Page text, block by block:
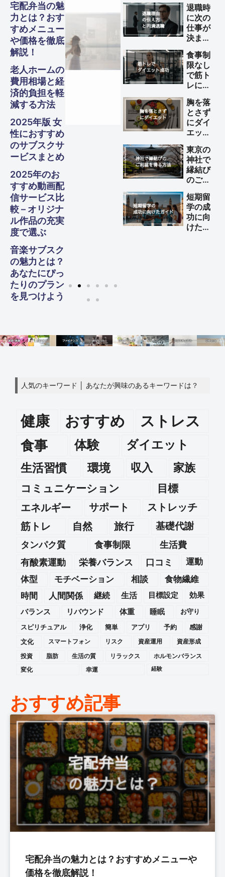
宅配弁当の魅
力とは？おす
すめメニュー
や価格を徹底
解説！
老人ホームの
費用相場と経
済的負担を軽
減する方法
2025年版 女
性におすすめ
のサブスクサ
ービスまとめ
2025年のお
すすめ動画配
信サービス比
較 – オリジナ
ル作品の充実
度で選ぶ
音楽サブスク
の魅力とは？
あなたにぴっ
たりのプラン
を見つけよう
ガジェ
ット
スピリ
チュア
ル
ビジネ
ス
ファイ
ナンス
グル
メ・フ
ード
旅行
美容・
健康
Other
S
ガジェ
ット
スピリ
チュア
ル
ビジネ
ス
ファイ
ナンス
グル
メ・フ
ード
旅行
美容・
健康
Other
S
ガジェ
ット
スピリ
チュア
ル
ビジネ
ス
ファイ
ナンス
グル
メ・フ
ード
旅行
美容・
健康
Other
S
退職時
に次の
仕事が
決まっ
い理由
の伝え
方と円
満退職
のため
のポイ
ント
食事制
限なし
で筋ト
レによ
エット
を成功
させる
方法
胸を落
とさず
にダイ
エット
法
東京の
神社で
縁結び
のご利
る方法
短期留
学の成
功に向
けた完
人気のキーワード │ あなたが興味のあるキーワードは？
健康 おすすめ ストレス
食事 体験
ダイエット
生活習慣
環境 収入 家族
コミュニケーション
目標
エネルギー
サポート
ストレッチ
筋トレ
自然 旅行 基礎代謝
タンパク質 食事制限
生活費
有酸素運動
栄養バランス 口コミ
運動
体型
モチベーション 相談
食物繊維
時間
人間関係 継続 生活 目標設定
効果
バランス
リバウンド 体重 睡眠
お守り
スピリチュアル
浄化 簡単 アプリ 予約
感謝
文化
スマートフォン リスク 資産運用
資産形成
投資
脂肪 生活の質 リラックス
ホルモンバランス
変化
幸運 経験
おすすめ記事
宅配弁当の魅力とは？おすすめメニューや
価格を徹底解説！